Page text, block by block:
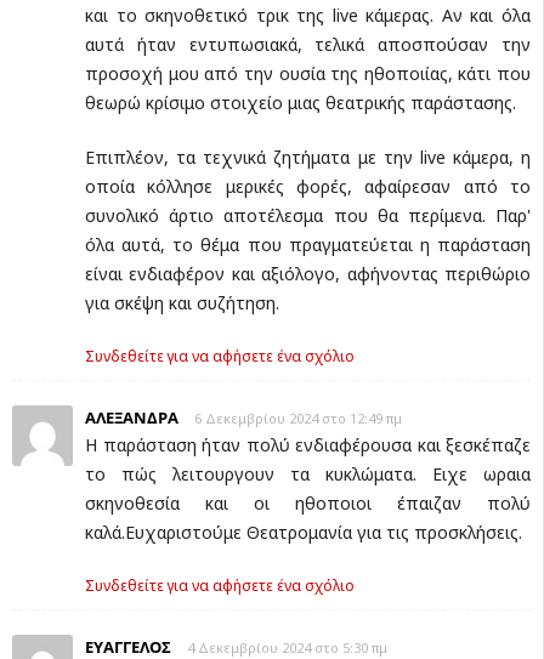
και το σκηνοθετικό τρικ της live κάμερας. Αν και όλα
αυτά ήταν εντυπωσιακά, τελικά αποσπούσαν την
προσοχή μου από την ουσία της ηθοποιίας, κάτι που
θεωρώ κρίσιμο στοιχείο μιας θεατρικής παράστασης.
Επιπλέον, τα τεχνικά ζητήματα με την live κάμερα, η
οποία κόλλησε μερικές φορές, αφαίρεσαν από το
συνολικό άρτιο αποτέλεσμα που θα περίμενα. Παρ'
όλα αυτά, το θέμα που πραγματεύεται η παράσταση
είναι ενδιαφέρον και αξιόλογο, αφήνοντας περιθώριο
για σκέψη και συζήτηση.
Συνδεθείτε για να αφήσετε ένα σχόλιο
ΑΛΕΞΑΝΔΡΑ 6 Δεκεμβρίου 2024 στο 12:49 πμ
Η παράσταση ήταν πολύ ενδιαφέρουσα και ξεσκέπαζε
το πώς λειτουργουν τα κυκλώματα. Ειχε ωραια
σκηνοθεσία και οι ηθοποιοι έπαιζαν πολύ
καλά.Ευχαριστούμε Θεατρομανία για τις προσκλήσεις.
Συνδεθείτε για να αφήσετε ένα σχόλιο
ΕΥΑΓΓΕΛΟΣ 4 Δεκεμβρίου 2024 στο 5:30 πμ